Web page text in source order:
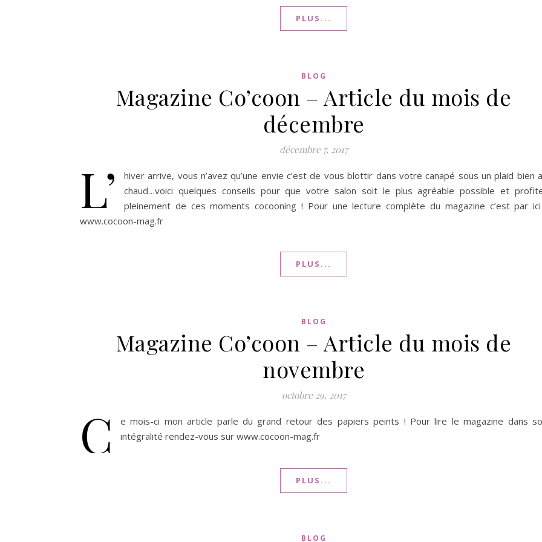
PLUS...
BLOG
Magazine Co’coon – Article du mois de
décembre
décembre 7, 2017
L’
hiver arrive, vous n’avez qu’une envie c’est de vous blottir dans votre canapé sous un plaid bien
chaud…voici quelques conseils pour que votre salon soit le plus agréable possible et
pleinement de ces moments cocooning ! Pour une lecture complète du magazine c’est par
www.cocoon-mag.fr
PLUS...
BLOG
Magazine Co’coon – Article du mois de
novembre
octobre 29, 2017
C
e mois-ci mon article parle du grand retour des papiers peints ! Pour lire le magazine dans
intégralité rendez-vous sur www.cocoon-mag.fr
PLUS...
BLOG